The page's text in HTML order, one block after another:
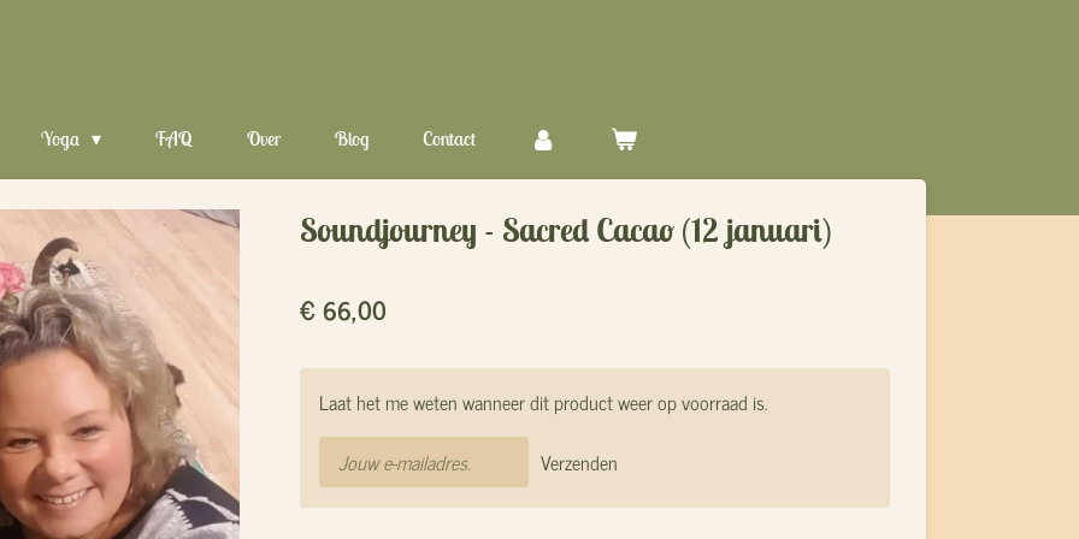
Yoga FAQ Over Blog Contact
Soundjourney - Sacred Cacao (12 januari)
€ 66,00
Laat het me weten wanneer dit product weer op voorraad is.
Verzenden